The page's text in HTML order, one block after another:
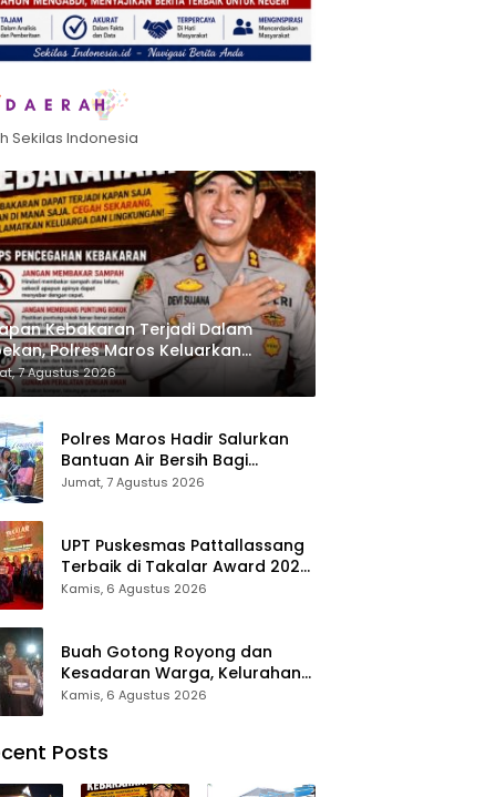
Sekilas Indonesia
Kebakaran Terjadi Dalam
Polres Maros Keluarkan
kepada Masyarakat
7 Agustus 2026
Polres Maros Hadir Salurkan
Bantuan Air Bersih Bagi
Masyarakat Terdampak Krisis
Jumat, 7 Agustus 2026
UPT Puskesmas Pattallassang
Terbaik di Takalar Award 2026,
Bukti Komitmen Hadirkan
Kamis, 6 Agustus 2026
Buah Gotong Royong dan
Kesadaran Warga, Kelurahan
Patte’ne Menjadi Bintang
Kamis, 6 Agustus 2026
Posts